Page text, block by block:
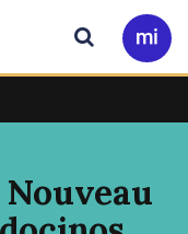
Ir
a
Buscar